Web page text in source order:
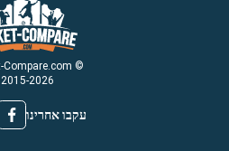
© Ticket-Compare.com
2015-2026
עקבו אחרינו